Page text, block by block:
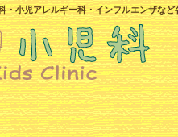
・小児アレルギー科・インフルエンザな